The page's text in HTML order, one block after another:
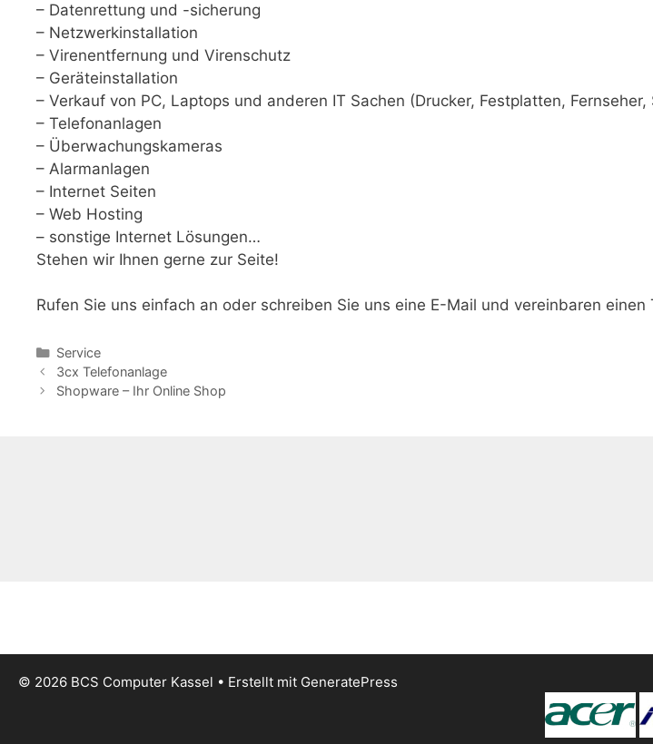
– Datenrettung und -sicherung
– Netzwerkinstallation
– Virenentfernung und Virenschutz
– Geräteinstallation
– Verkauf von PC, Laptops und anderen IT Sachen (Drucker, Festplatten,
– Telefonanlagen
– Überwachungskameras
– Alarmanlagen
– Internet Seiten
– Web Hosting
– sonstige Internet Lösungen…
Stehen wir Ihnen gerne zur Seite!
Rufen Sie uns einfach an oder schreiben Sie uns eine E-Mail und vereinbaren einen
Kategorien
Service
3cx Telefonanlage
Shopware – Ihr Online Shop
© 2026 BCS Computer Kassel • Erstellt mit GeneratePress